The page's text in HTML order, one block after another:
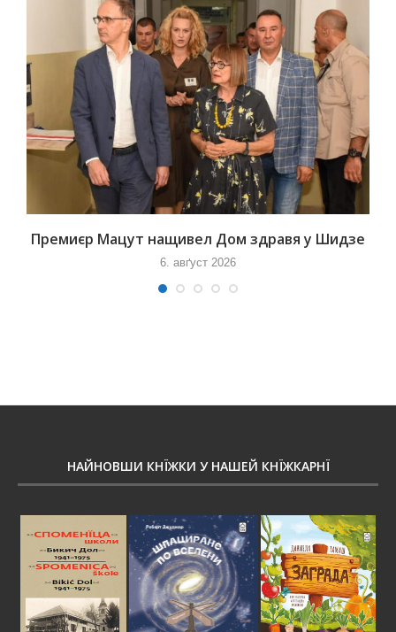
Премиєр Мацут нащивел Дом здравя у Шидзе
6. авґуст 2026
НАЙНОВШИ КНЇЖКИ У НАШЕЙ КНЇЖКАРНЇ